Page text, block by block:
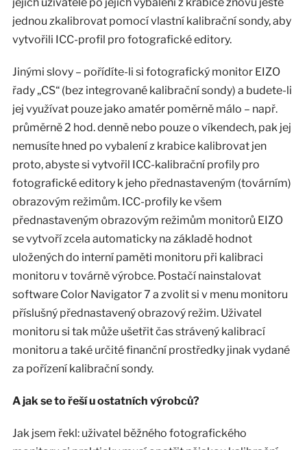
jednou zkalibrovat pomocí vlastní kalibrační sondy, aby
vytvořili ICC-profil pro fotografické editory.
Jinými slovy – pořídíte-li si fotografický monitor EIZO
řady „CS“ (bez integrované kalibrační sondy) a budete-li
jej využívat pouze jako amatér poměrně málo – např.
průměrně 2 hod. denně nebo pouze o víkendech, pak jej
nemusíte hned po vybalení z krabice kalibrovat jen
proto, abyste si vytvořil ICC-kalibrační profily pro
fotografické editory k jeho přednastaveným (továrním)
obrazovým režimům. ICC-profily ke všem
přednastaveným obrazovým režimům monitorů EIZO
se vytvoří zcela automaticky na základě hodnot
uložených do interní paměti monitoru při kalibraci
monitoru v továrně výrobce. Postačí nainstalovat
software Color Navigator 7 a zvolit si v menu monitoru
příslušný přednastavený obrazový režim. Uživatel
monitoru si tak může ušetřit čas strávený kalibrací
monitoru a také určité finanční prostředky jinak vydané
za pořízení kalibrační sondy.
A jak se to řeší u ostatních výrobců?
Jak jsem řekl: uživatel běžného fotografického